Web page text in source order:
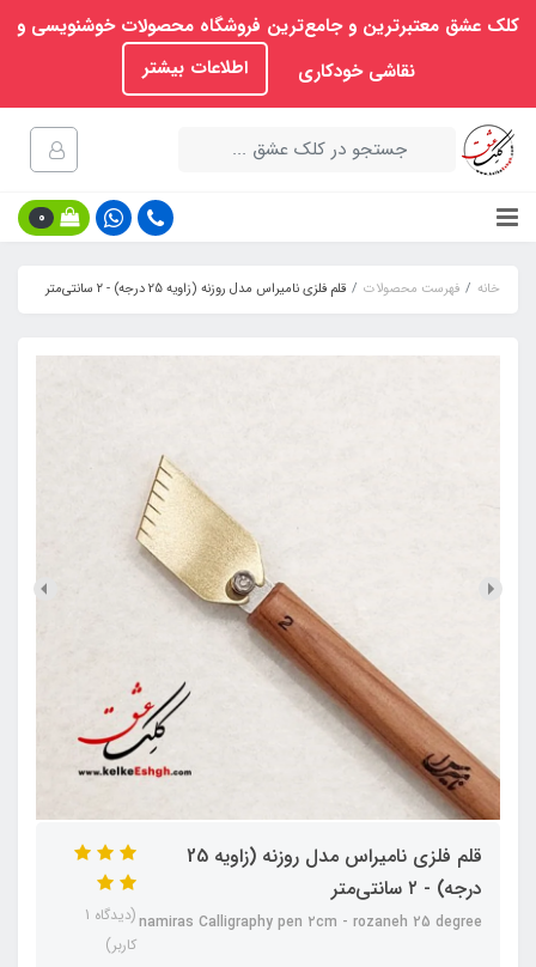
کلک عشق معتبرترین و جامع‌ترین فروشگاه محصولات خوشنویسی و
نقاشی خودکاری
اطلاعات بیشتر
0
خانه فهرست محصولات قلم فلزی نامیراس مدل روزنه (زاویه 25 درجه) - ۲ سانتی‌متر
قلم فلزی نامیراس مدل روزنه (زاویه 25
درجه) - ۲ سانتی‌متر
namiras Calligraphy pen ۲cm - rozaneh 25 degree
(دیدگاه 1
کاربر)